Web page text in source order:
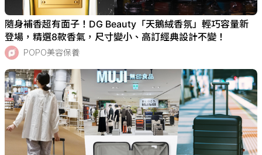
隨身補香超有面子！DG Beauty「天鵝絨香氛」輕巧容量新
登場，精選8款香氣，尺寸變小、高訂經典設計不變！
POPO美容保養